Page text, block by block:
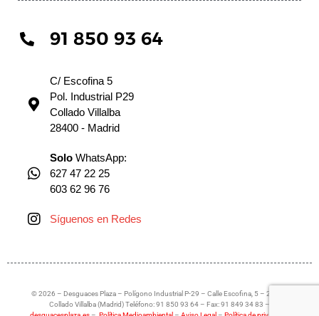
91 850 93 64
C/ Escofina 5
Pol. Industrial P29
Collado Villalba
28400 - Madrid
Solo WhatsApp:
627 47 22 25
603 62 96 76
Síguenos en Redes
© 2026 – Desguaces Plaza – Polígono Industrial P-29 – Calle Escofina, 5 – 28400
Collado Villalba (Madrid) Teléfono: 91 850 93 64 – Fax: 91 849 34 83 –